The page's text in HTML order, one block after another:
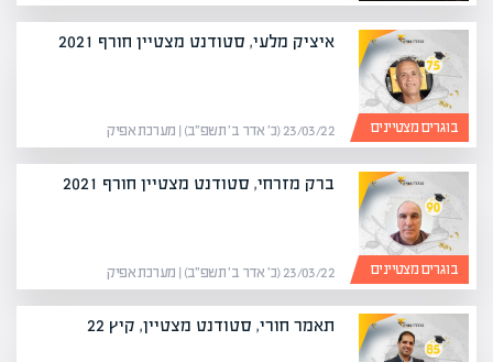
בוגרים מצטיינים
איציק מלעי, סטודנט מצטיין חורף 2021
23/03/22 (כ׳ אדר ב׳ תשפ״ב) | מערכת אפיק
בוגרים מצטיינים
ברק מזרחי, סטודנט מצטיין חורף 2021
23/03/22 (כ׳ אדר ב׳ תשפ״ב) | מערכת אפיק
תאמר חורי, סטודנט מצטיין, קיץ 22